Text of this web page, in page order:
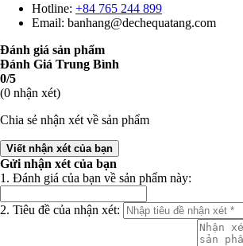
Hotline: +84 765 244 899
Email: banhang@dechequatang.com
Đánh giá sản phẩm
Đánh Giá Trung Bình
0/5
(0 nhận xét)
Chia sẻ nhận xét về sản phẩm
Viết nhận xét của bạn
Gửi nhận xét của bạn
1. Đánh giá của bạn về sản phẩm này:
2. Tiêu đề của nhận xét: